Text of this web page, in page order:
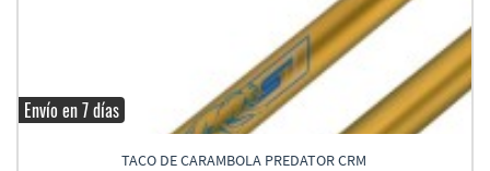
Envío en 7 días
TACO DE CARAMBOLA PREDATOR CRM